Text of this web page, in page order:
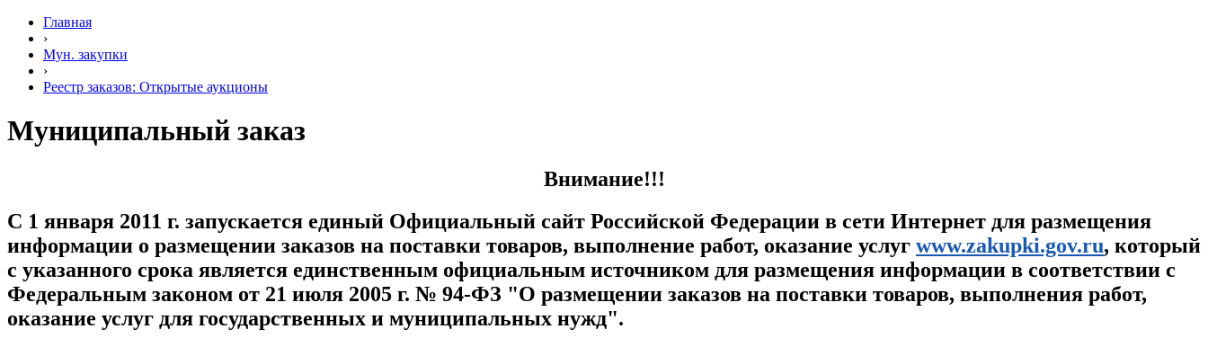
Главная
›
Мун. закупки
›
Реестр заказов: Открытые аукционы
Муниципальный заказ
Внимание!!!
С 1 января 2011 г. запускается единый Официальный сайт Российской Федерации в сети Интернет для размещения
информации о размещении заказов на поставки товаров, выполнение работ, оказание услуг www.zakupki.gov.ru, который
с указанного срока является единственным официальным источником для размещения информации в соответствии с
Федеральным законом от 21 июля 2005 г. № 94-ФЗ "О размещении заказов на поставки товаров, выполнения работ,
оказание услуг для государственных и муниципальных нужд".